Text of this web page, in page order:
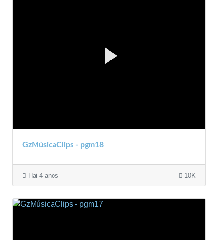
GzMúsicaClips - pgm18
Hai 4 anos 10K